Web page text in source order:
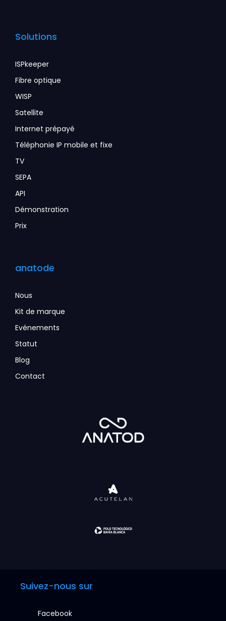
anatode
Nous
Kit de marque
Evénements
Statut
Blog
Contact
Solutions
ISPkeeper
Fibre optique
WISP
Satellite
Internet prépayé
Téléphonie IP mobile et fixe
TV
SEPA
API
Démonstration
Prix
Suivez-nous sur
Facebook